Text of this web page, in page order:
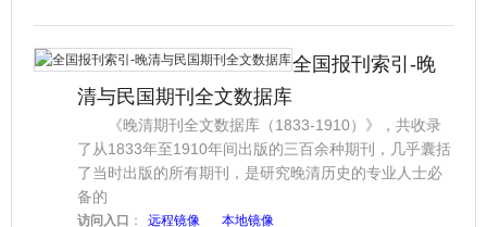
全国报刊索引-晚
清与民国期刊全文数据库
《晚清期刊全文数据库（1833-1910）》，共收录
了从1833年至1910年间出版的三百余种期刊，几乎囊括
了当时出版的所有期刊，是研究晚清历史的专业人士必
备的
访问入口 ： 远程镜像
本地镜像